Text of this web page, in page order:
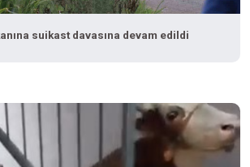
suikast davasına devam edildi